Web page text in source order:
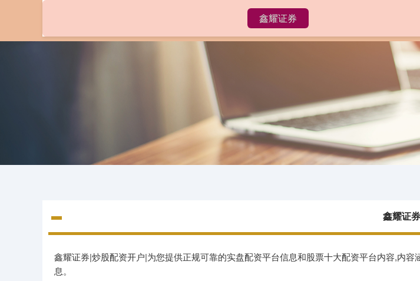
鑫耀证券
鑫耀证券
鑫耀证券|炒股配资开户|为您提供正规可靠的实盘配资平台信息和股票十大配资平台内容,内
息。
鑫耀证券